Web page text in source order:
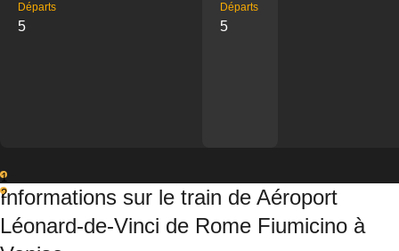
Départs
5
Départs
5
1
2
Informations sur le train de Aéroport
Léonard-de-Vinci de Rome Fiumicino à